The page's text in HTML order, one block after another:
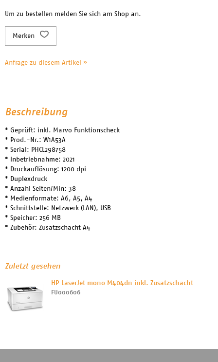
Um zu bestellen melden Sie sich am Shop an.
Merken
Anfrage zu diesem Artikel »
Beschreibung
* Geprüft: inkl. Marvo Funktionscheck
* Prod.-Nr.: W1A53A
* Serial: PHCL298758
* Inbetriebnahme: 2021
* Druckauflösung: 1200 dpi
* Duplexdruck
* Anzahl Seiten/Min: 38
* Medienformate: A6, A5, A4
* Schnittstelle: Netzwerk (LAN), USB
* Speicher: 256 MB
* Zubehör: Zusatzschacht A4
Zuletzt gesehen
HP LaserJet mono M404dn inkl. Zusatzschacht
FU000606